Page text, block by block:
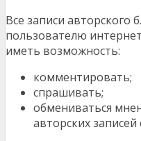
Все записи авторского
пользователю
иметь возможность:
комментировать;
спрашивать;
обмениваться
авторских записей